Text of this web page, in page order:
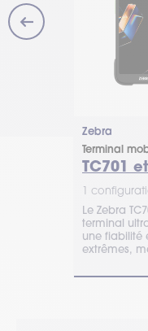
Zebra
Terminal
TC701
1
Le Zebra
terminal
une fiabilité
extrêmes,
plus